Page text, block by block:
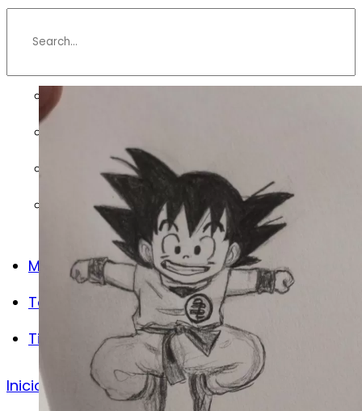
Info
Preguntas Frecuentes
Contáctenos
Trabajo de Alumnos
Mecenas
Testimonios
Tienda
Inicio de Sesión Regístrarse